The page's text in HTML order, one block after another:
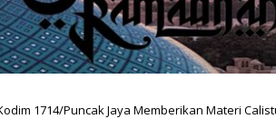
1714/Puncak Jaya Memberikan Materi